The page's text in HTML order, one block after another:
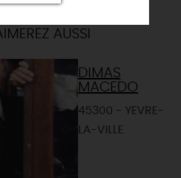
AUSSI
DIMAS
MACEDO
45300 - YEVRE-
LA-VILLE